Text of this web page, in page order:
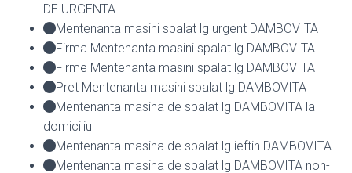
DE URGENTA
Mentenanta masini spalat lg urgent DAMBOVITA
Firma Mentenanta masini spalat lg DAMBOVITA
Firme Mentenanta masini spalat lg DAMBOVITA
Pret Mentenanta masini spalat lg DAMBOVITA
Mentenanta masina de spalat lg DAMBOVITA la
domiciliu
Mentenanta masina de spalat lg ieftin DAMBOVITA
Mentenanta masina de spalat lg DAMBOVITA non-